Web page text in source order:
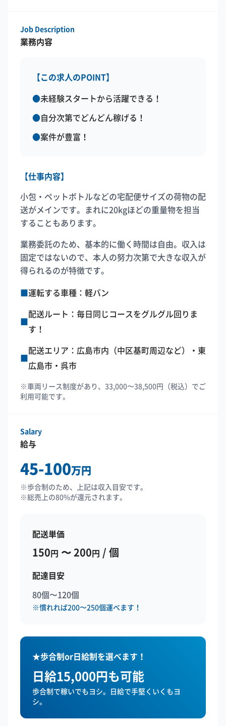
Job Description
業務内容
【この求人のPOINT】
●未経験スタートから活躍できる！
●自分次第でどんどん稼げる！
●案件が豊富！
【仕事内容】
小包・ペットボトルなどの宅配便サイズの荷物の配
送がメインです。まれに20kgほどの重量物を担当
することもあります。
業務委託のため、基本的に働く時間は自由。収入は
固定ではないので、本人の努力次第で大きな収入が
得られるのが特徴です。
■運転する車種：軽バン
■
配送ルート：毎日同じコースをグルグル回りま
す！
■
配送エリア：広島市内（中区基町周辺など）・東
広島市・呉市
※車両リース制度があり、33,000〜38,500円（税込）でご
利用可能です。
Salary
給与
45-100万円
※歩合制のため、上記は収入目安です。
※総売上の80%が還元されます。
配送単価
150円 〜 200円 / 個
配達目安
80個〜120個
※慣れれば200〜250個運べます！
★歩合制or日給制を選べます！
日給15,000円も可能
歩合制で稼いでもヨシ。日給で手堅くいくもヨ
シ。